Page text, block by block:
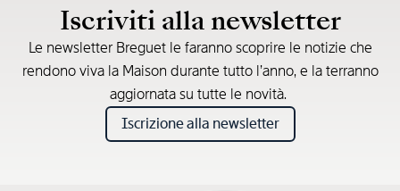
Iscriviti alla newsletter
Le newsletter Breguet le faranno scoprire le notizie che
rendono viva la Maison durante tutto l’anno, e la terranno
aggiornata su tutte le novità.
Iscrizione alla newsletter